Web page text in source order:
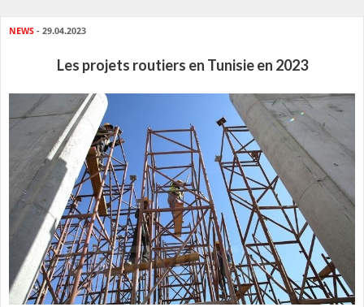
NEWS - 29.04.2023
Les projets routiers en Tunisie en 2023